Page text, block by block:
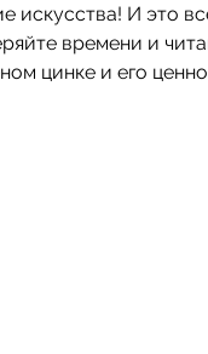
искусства! И это
времени и
цинке и его